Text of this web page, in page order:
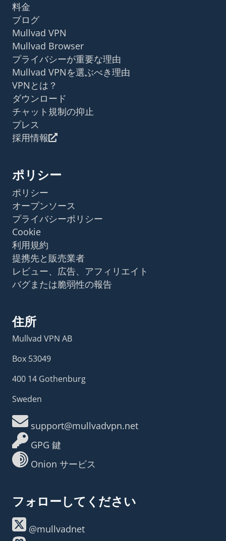
料金
ブログ
Mullvad VPN
Mullvad Browser
プライバシーが重要な理由
Mullvad VPNを選ぶべき理由
VPNとは？
ダウンロード
チャット規制の抑止
プレス
採用情報
ポリシー
ポリシー
オープンソース
プライバシーポリシー
Cookie
利用規約
提携先と販売業者
レビュー、広告、アフィリエイト
バグまたは脆弱性の報告
住所
Mullvad VPN AB
Box 53049
400 14 Gothenburg
Sweden
support@mullvadvpn.net
GPG 鍵
Onion サービス
フォローしてください
@mullvadnet